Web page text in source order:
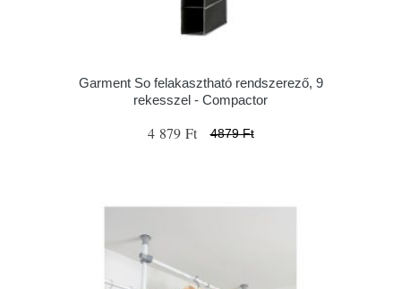
Garment So felakasztható rendszerező, 9
rekesszel - Compactor
4 879 Ft 4879 Ft